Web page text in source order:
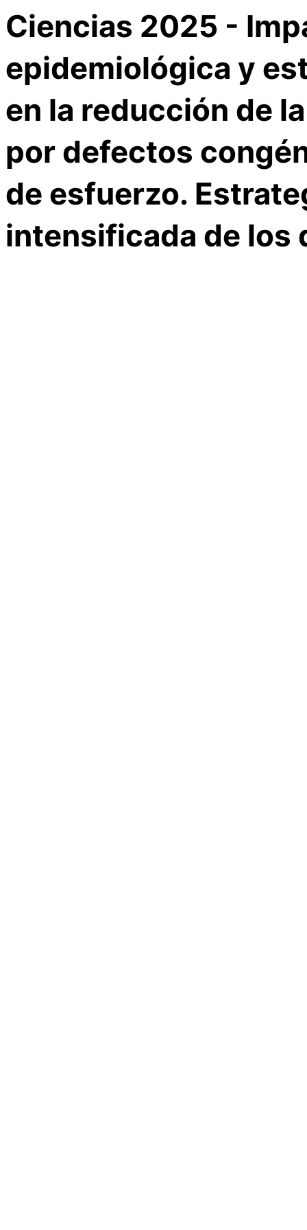
Ciencias 2025 -
epidemiológica y
en la reducción de
por defectos
de esfuerzo.
intensificada de los